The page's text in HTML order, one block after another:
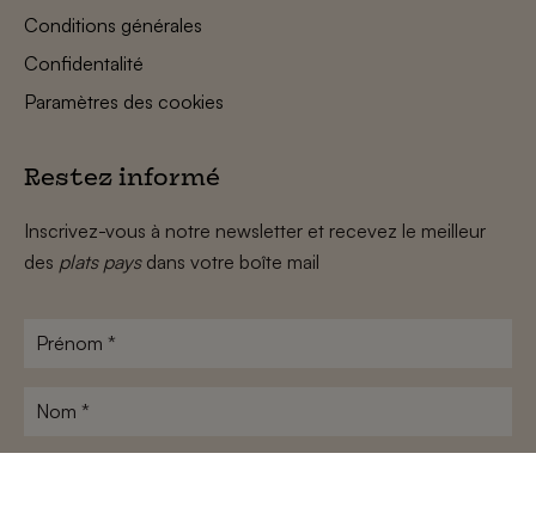
Conditions générales
Confidentalité
Paramètres des cookies
Restez informé
Inscrivez-vous à notre newsletter et recevez le meilleur
des plats paysdans votre boîte mail
Prénom
Nom